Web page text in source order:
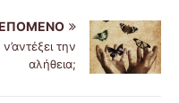
την
αλήθεια;